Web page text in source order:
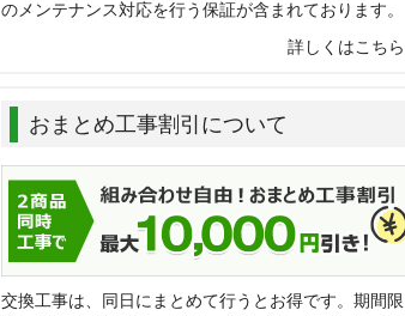
のメンテナンス対応を行う保証が含まれております。
詳しくはこちら
おまとめ工事割引について
交換工事は、同日にまとめて行うとお得です。期間限